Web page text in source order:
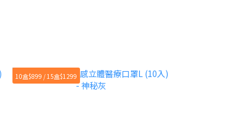
10盒$899 / 15盒$1299